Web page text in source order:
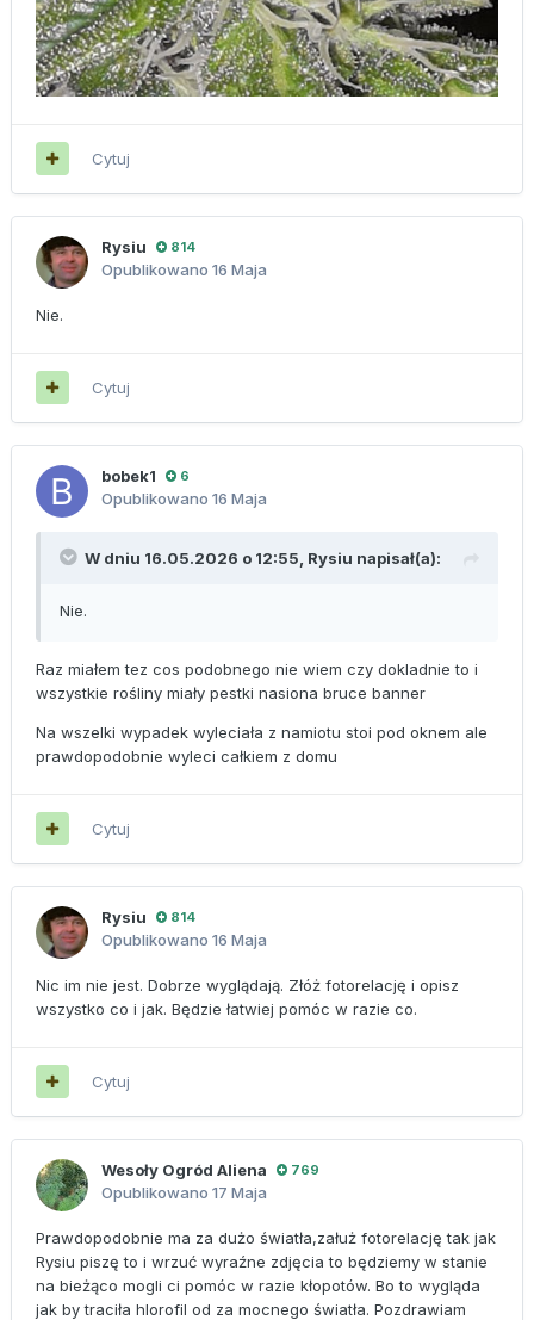
Cytuj
Rysiu 814
Opublikowano 16 Maja
Nie.
Cytuj
bobek1 6
Opublikowano 16 Maja
W dniu 16.05.2026 o 12:55, Rysiu napisał(a):
Nie.
Raz miałem tez cos podobnego nie wiem czy dokladnie to i
wszystkie rośliny miały pestki nasiona bruce banner
Na wszelki wypadek wyleciała z namiotu stoi pod oknem ale
prawdopodobnie wyleci całkiem z domu
Cytuj
Rysiu 814
Opublikowano 16 Maja
Nic im nie jest. Dobrze wyglądają. Złóż fotorelację i opisz
wszystko co i jak. Będzie łatwiej pomóc w razie co.
Cytuj
Wesoły Ogród Aliena 769
Opublikowano 17 Maja
Prawdopodobnie ma za dużo światła,załuż fotorelację tak jak
Rysiu piszę to i wrzuć wyraźne zdjęcia to będziemy w stanie
na bieżąco mogli ci pomóc w razie kłopotów. Bo to wygląda
jak by traciła hlorofil od za mocnego światła. Pozdrawiam